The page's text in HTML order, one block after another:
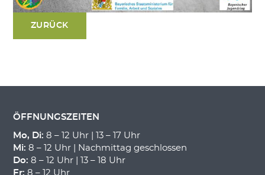
ZURÜCK
ÖFFNUNGSZEITEN
Mo, Di: 8 – 12 Uhr | 13 – 17 Uhr
Mi: 8 – 12 Uhr | Nachmittag geschlossen
Do: 8 – 12 Uhr | 13 – 18 Uhr
Fr: 8 – 12 Uhr